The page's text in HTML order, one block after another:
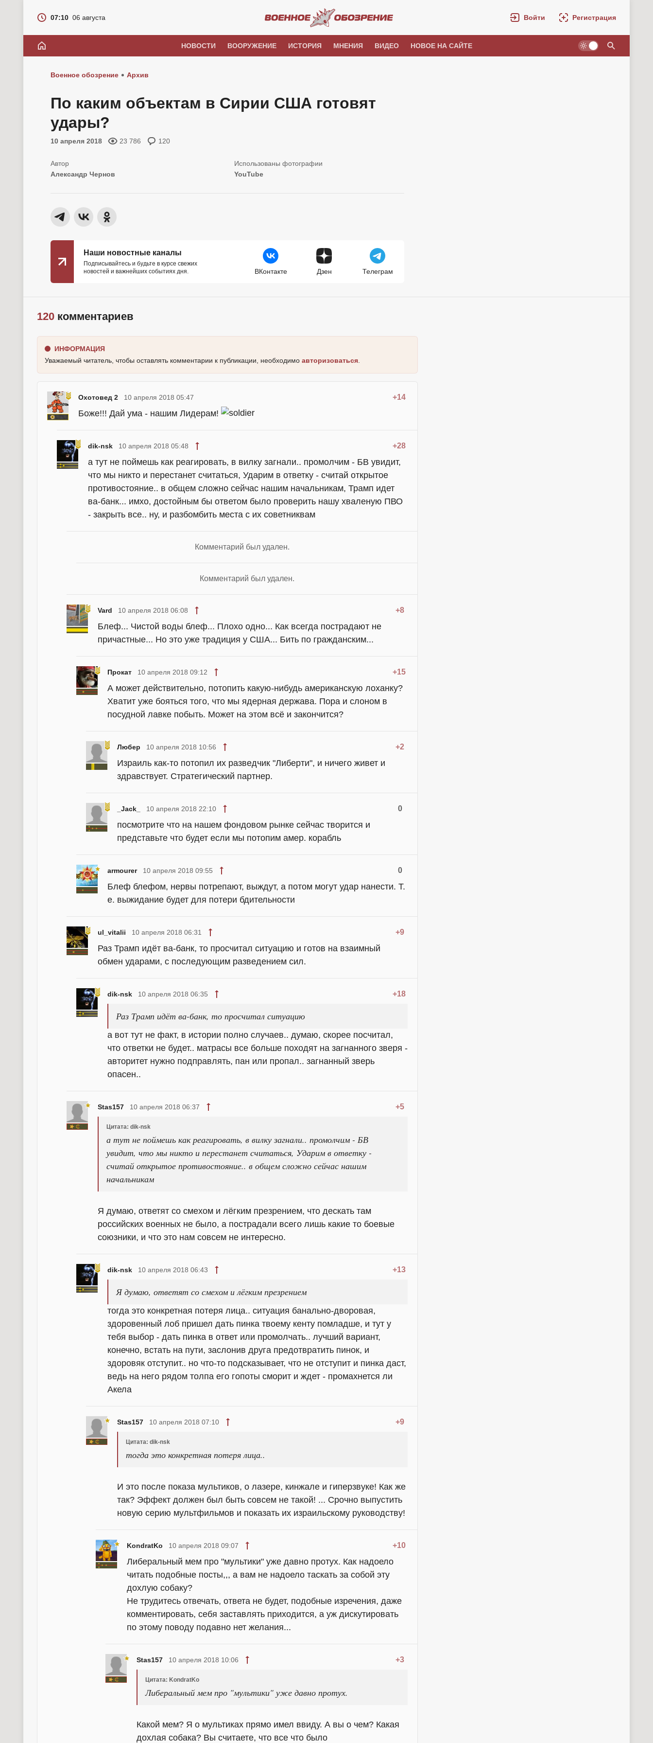
07:10 06 августа Войти Регистрация
НОВОСТИ ВООРУЖЕНИЕ ИСТОРИЯ МНЕНИЯ ВИДЕО НОВОЕ НА САЙТЕ
Военное обозрение Архив
По каким объектам в Сирии США готовят
удары?
10 апреля 2018 23 786 120
Александр Чернов YouTube
Наши новостные каналы
Подписывайтесь и будьте в курсе свежих
новостей и важнейших событиях дня.
ВКонтакте Дзен Телеграм
120 комментариев
ИНФОРМАЦИЯ
Уважаемый читатель, чтобы оставлять комментарии к публикации, необходимо авторизоваться
Охотовед 2 +14
10 апреля 2018 05:47
Боже!!! Дай ума - нашим Лидерам!
dik-nsk +28
10 апреля 2018 05:48
а тут не поймешь как реагировать, в вилку загнали.. промолчим - БВ увидит,
что мы никто и перестанет считаться, Ударим в ответку - считай открытое
противостояние.. в общем сложно сейчас нашим начальникам, Трамп идет
ва-банк... имхо, достойным бы ответом было проверить нашу хваленую ПВО
- закрыть все.. ну, и разбомбить места с их советниквам
Комментарий был удален.
Комментарий был удален.
Vard +8
10 апреля 2018 06:08
Блеф... Чистой воды блеф... Плохо одно... Как всегда пострадают не
причастные... Но это уже традиция у США... Бить по гражданским...
Прокат +15
10 апреля 2018 09:12
А может действительно, потопить какую-нибудь американскую лоханку?
Хватит уже бояться того, что мы ядерная держава. Пора и слоном в
посудной лавке побыть. Может на этом всё и закончится?
Любер +2
10 апреля 2018 10:56
Израиль как-то потопил их разведчик "Либерти", и ничего живет и
здравствует. Стратегический партнер.
_Jack_ 0
10 апреля 2018 22:10
посмотрите что на нашем фондовом рынке сейчас творится и
представьте что будет если мы потопим амер. корабль
armourer 0
10 апреля 2018 09:55
Блеф блефом, нервы потрепают, выждут, а потом могут удар нанести. Т.
е. выжидание будет для потери бдительности
ul_vitalii +9
10 апреля 2018 06:31
Раз Трамп идёт ва-банк, то просчитал ситуацию и готов на взаимный
обмен ударами, с последующим разведением сил.
dik-nsk +18
10 апреля 2018 06:35
Раз Трамп идёт ва-банк, то просчитал ситуацию
а вот тут не факт, в истории полно случаев.. думаю, скорее посчитал,
что ответки не будет.. матрасы все больше походят на загнанного зверя -
авторитет нужно подправлять, пан или пропал.. загнанный зверь
опасен..
Stas157 +5
10 апреля 2018 06:37
Цитата: dik-nsk
а тут не поймешь как реагировать, в вилку загнали.. промолчим - БВ
увидит, что мы никто и перестанет считаться, Ударим в ответку -
считай открытое противостояние.. в общем сложно сейчас нашим
начальникам
Я думаю, ответят со смехом и лёгким презрением, что дескать там
российских военных не было, а пострадали всего лишь какие то боевые
союзники, и что это нам совсем не интересно.
dik-nsk +13
10 апреля 2018 06:43
Я думаю, ответят со смехом и лёгким презрением
тогда это конкретная потеря лица.. ситуация банально-дворовая,
здоровенный лоб пришел дать пинка твоему кенту помладше, и тут у
тебя выбор - дать пинка в ответ или промолчать.. лучший вариант,
конечно, встать на пути, заслонив друга предотвратить пинок, и
здоровяк отступит.. но что-то подсказывает, что не отступит и пинка даст,
ведь на него рядом толпа его гопоты сморит и ждет - промахнется ли
Акела
Stas157 +9
10 апреля 2018 07:10
Цитата: dik-nsk
тогда это конкретная потеря лица..
И это после показа мультиков, о лазере, кинжале и гиперзвуке! Как же
так? Эффект должен был быть совсем не такой! ... Срочно выпустить
новую серию мультфильмов и показать их израильскому руководству!
KondratKo +10
10 апреля 2018 09:07
Либеральный мем про "мультики" уже давно протух. Как надоело
читать подобные посты,,, а вам не надоело таскать за собой эту
дохлую собаку?
Не трудитесь отвечать, ответа не будет, подобные изречения, даже
комментировать, себя заставлять приходится, а уж дискутировать
по этому поводу подавно нет желания...
Stas157 +3
10 апреля 2018 10:06
Цитата: KondratKo
Либеральный мем про "мультики" уже давно протух.
Какой мем? Я о мультиках прямо имел ввиду. А вы о чем? Какая
дохлая собака? Вы считаете, что все что было